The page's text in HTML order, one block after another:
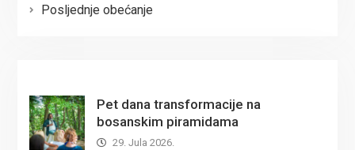
Posljednje obećanje
Pet dana transformacije na
bosanskim piramidama
29. Jula 2026.